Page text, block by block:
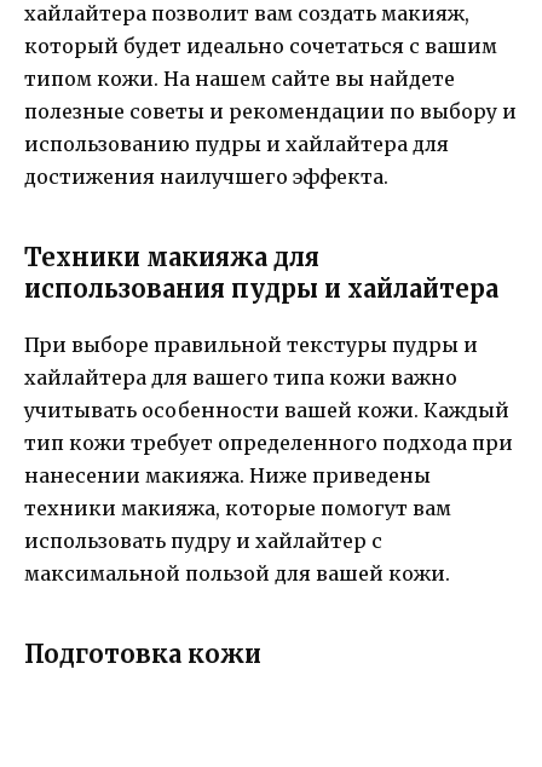
хайлайтера позволит вам создать макияж,
который будет идеально сочетаться с вашим
типом кожи. На нашем сайте вы найдете
полезные советы и рекомендации по выбору и
использованию пудры и хайлайтера для
достижения наилучшего эффекта.
Техники макияжа для
использования пудры и хайлайтера
При выборе правильной текстуры пудры и
хайлайтера для вашего типа кожи важно
учитывать особенности вашей кожи. Каждый
тип кожи требует определенного подхода при
нанесении макияжа. Ниже приведены
техники макияжа, которые помогут вам
использовать пудру и хайлайтер с
максимальной пользой для вашей кожи.
Подготовка кожи